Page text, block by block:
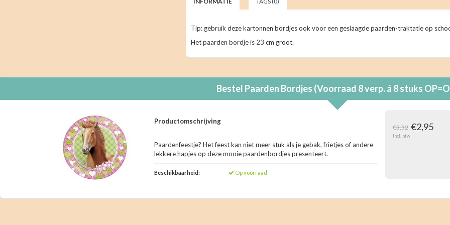
Tip: gebruik deze kartonnen bordjes ook voor een geslaagde paarden-traktatie op
Het paarden bordje is 23 cm groot.
Bestel Paarden Bordjes (Voorraad 8 verp. á 8 stuks
Productomschrijving
Paardenfeestje? Het feest kan niet meer stuk als je gebak, frietjes of andere
lekkere hapjes op deze mooie paardenbordjes presenteert.
Beschikbaarheid: Op voorraad
€3,52 €2,95
Incl. btw